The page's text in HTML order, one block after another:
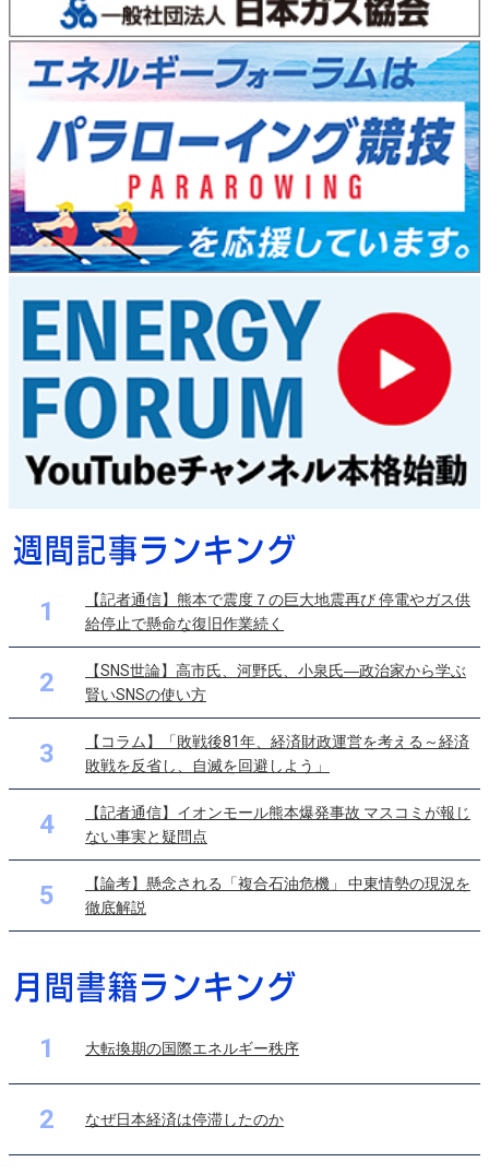
1
【記者通信】熊本で震度７の巨大地震再び 停電やガス供
給停止で懸命な復旧作業続く
2
【SNS世論】高市氏、河野氏、小泉氏―政治家から学ぶ
賢いSNSの使い方
3
【コラム】「敗戦後81年、経済財政運営を考える～経済
敗戦を反省し、自滅を回避しよう」
4
【記者通信】イオンモール熊本爆発事故 マスコミが報じ
ない事実と疑問点
5
【論考】懸念される「複合石油危機」 中東情勢の現況を
徹底解説
1 大転換期の国際エネルギー秩序
2 なぜ日本経済は停滞したのか